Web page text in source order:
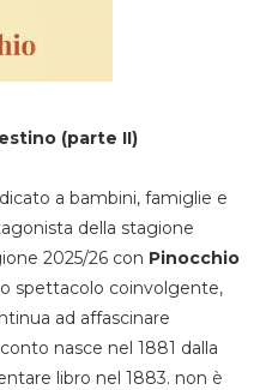
(parte II)
a bambini, famiglie e
della stagione
2025/26 con Pinocchio
spettacolo coinvolgente,
ad affascinare
nasce nel 1881 dalla
libro nel 1883. non è